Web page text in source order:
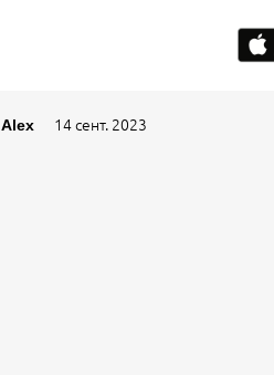
Alex14 сент. 2023